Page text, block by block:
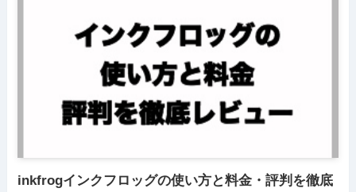
inkfrogインクフロッグの使い方と料金・評判を徹底